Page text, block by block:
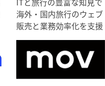
海外・国内旅行のウェブ
販売と業務効率化を支援